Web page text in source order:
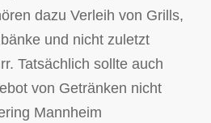
dazu Verleih von Grills,
und nicht zuletzt
Tatsächlich sollte auch
von Getränken nicht
Mannheim